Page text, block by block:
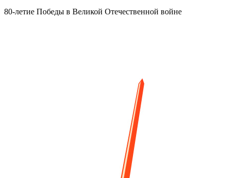
80-летие Победы в Великой Отечественной войне